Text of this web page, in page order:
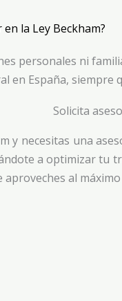
la Ley Beckham?
personales ni
en España,
Solicita
y necesitas una
a optimizar tu
al